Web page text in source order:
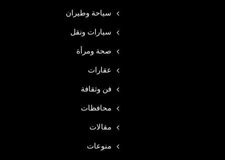
سياحة وطيران
سيارات ونقل
صحة ومرأة
عقارات
فن وثقافة
محافظات
مقالات
منوعات